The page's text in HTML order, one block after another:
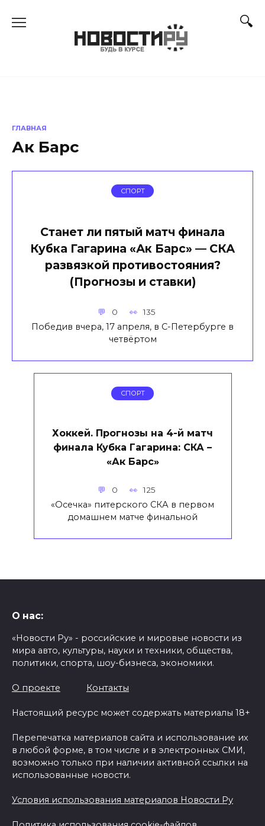
ГЛАВНАЯ
Ак Барс
СПОРТ
Станет ли пятый матч финала
Кубка Гагарина «Ак Барс» — СКА
развязкой противостояния?
(Прогнозы и ставки)
0 135
Победив вчера, 17 апреля, в С-Петербурге в
четвёртом
СПОРТ
Хоккей. Прогнозы на 4-й матч
финала Кубка Гагарина: СКА –
«Ак Барс»
0 125
«Осечка» питерского СКА в первом
домашнем матче финальной
О нас:
«Новости Ру» - российские и мировые новости из
мира авто, культуры, науки и техники, общества,
политики, спорта, шоу-бизнеса, экономики.
О проекте Контакты
Настоящий ресурс может содержать материалы 18+
Перепечатка материалов сайта и использование их
в любой форме, в том числе и в электронных СМИ,
возможно только при наличии активной ссылки на
использованные новости.
Условия использования материалов Новости Ру